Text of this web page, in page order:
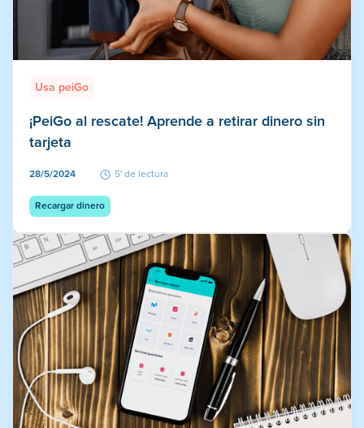
Usa peiGo
¡PeiGo al rescate! Aprende a retirar dinero sin
tarjeta
28/5/2024 5' de lectura
Recargar dinero